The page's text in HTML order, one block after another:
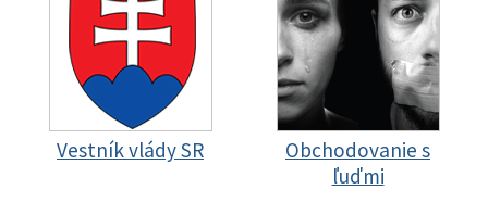
Vestník vlády SR
Obchodovanie s
ľuďmi